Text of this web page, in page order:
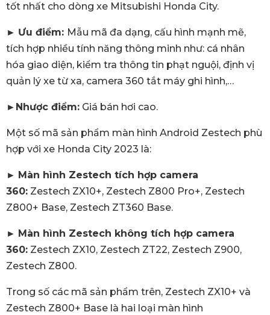
tốt nhất cho dòng xe Mitsubishi Honda City.
► Ưu điểm: Mẫu mã đa dạng, cấu hình mạnh mẽ,
tích hợp nhiều tính năng thông minh như: cá nhân
hóa giao diện, kiểm tra thông tin phạt nguội, định vị
quản lý xe từ xa, camera 360 tắt máy ghi hình,…
► Nhược điểm: Giá bán hơi cao.
Một số mã sản phẩm màn hình Android Zestech phù
hợp với xe Honda City 2023 là:
► Màn hình Zestech tích hợp camera
360: Zestech ZX10+, Zestech Z800 Pro+, Zestech
Z800+ Base, Zestech ZT360 Base.
► Màn hình Zestech không tích hợp camera
360: Zestech ZX10, Zestech ZT22, Zestech Z900,
Zestech Z800.
Trong số các mã sản phẩm trên, Zestech ZX10+ và
Zestech Z800+ Base là hai loại màn hình